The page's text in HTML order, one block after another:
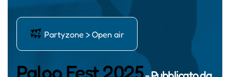
ĺ Partyzone > Open air
Paloo Fest 2025